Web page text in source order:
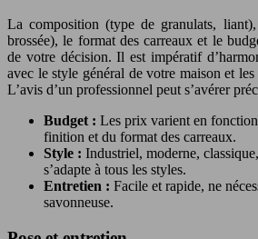
La composition (type de granulats,
brossée), le format des carreaux et le
de votre décision. Il est impératif
avec le style général de votre maison et
L’avis d’un professionnel peut s’avérer
Budget : Les prix varient en
finition et du format des carreaux.
Style : Industriel, moderne,
s’adapte à tous les styles.
Entretien : Facile et rapide, ne
savonneuse.